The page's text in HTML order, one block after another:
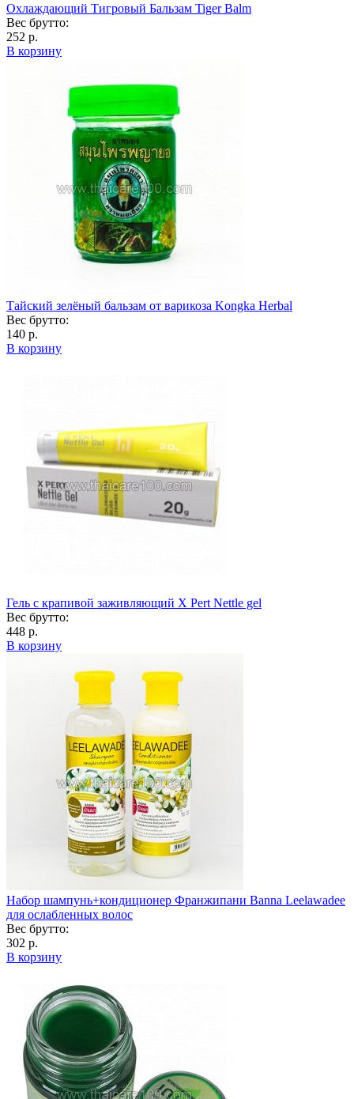
Охлаждающий Тигровый Бальзам Tiger Balm
Вес брутто:
252 р.
В корзину
Тайский зелёный бальзам от варикоза Kongka Herbal
Вес брутто:
140 р.
В корзину
Гель с крапивой заживляющий X Pert Nettle gel
Вес брутто:
448 р.
В корзину
Набор шампунь+кондиционер Франжипани Banna Leelawadee
для ослабленных волос
Вес брутто:
302 р.
В корзину